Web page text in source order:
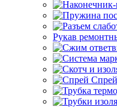
Рукав
Спрей